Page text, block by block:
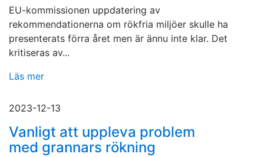
EU-kommissionen uppdatering av
rekommendationerna om rökfria miljöer skulle ha
presenterats förra året men är ännu inte klar. Det
kritiseras av...
Läs mer
2023-12-13
Vanligt att uppleva problem
med grannars rökning